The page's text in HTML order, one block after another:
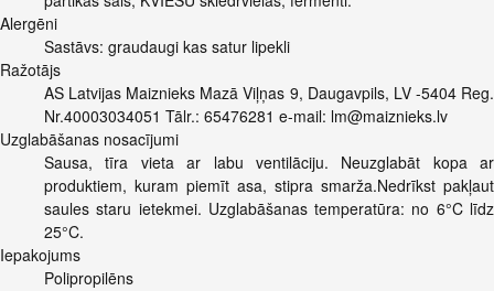
Alergēni
Sastāvs: graudaugi kas satur lipekli
Ražotājs
AS Latvijas Maiznieks Mazā Viļņas 9, Daugavpils, LV -5404 Reg.
Nr.40003034051 Tālr.: 65476281 e-mail: lm@maiznieks.lv
Uzglabāšanas nosacījumi
Sausa, tīra vieta ar labu ventilāciju. Neuzglabāt kopa ar
produktiem, kuram piemīt asa, stipra smarža.Nedrīkst pakļaut
saules staru ietekmei. Uzglabāšanas temperatūra: no 6°C līdz
25°C.
Iepakojums
Polipropilēns